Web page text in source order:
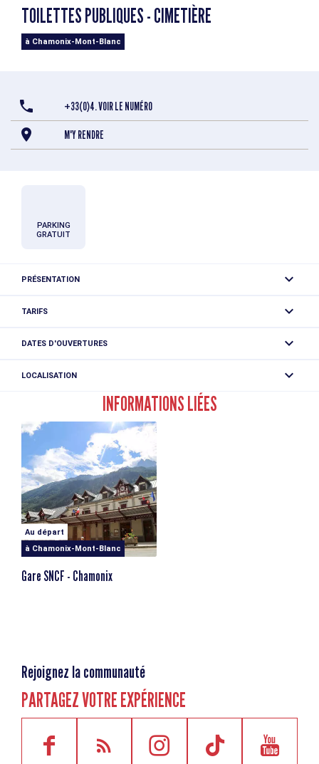
TOILETTES PUBLIQUES - CIMETIÈRE
à Chamonix-Mont-Blanc
+33(0)4. VOIR LE NUMÉRO
M'Y RENDRE
PARKING
GRATUIT
PRÉSENTATION
Situées à proximité du cimetière du Biollay
TARIFS
DATES D'OUVERTURES
LOCALISATION
Toilettes publiques - Cimetière
86 chemin du Biolay
74400 Chamonix-Mont-Blanc
Arrêt de bus le plus proche: Montenvers - Mer de Glace
Arrêt de train le plus proche: Gare de Chamonix-Mont-
Blanc
Parking à proximité: Le Biollay
INFORMATIONS LIÉES
Au départ
à Chamonix-Mont-Blanc
Gare SNCF - Chamonix
Rejoignez la communauté
PARTAGEZ VOTRE EXPÉRIENCE